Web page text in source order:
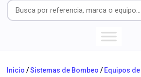
Inicio /Sistemas de Bombeo / Equipos